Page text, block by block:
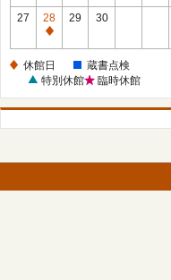
27
28
休
日
29 30
休館日
蔵書点検
特別休館
臨時休館